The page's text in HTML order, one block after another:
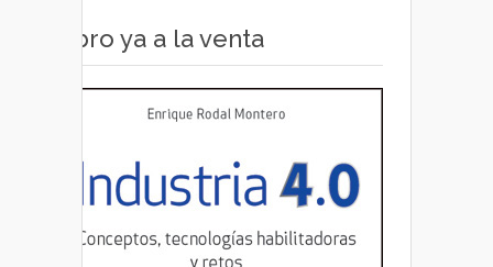
Libro ya a la venta